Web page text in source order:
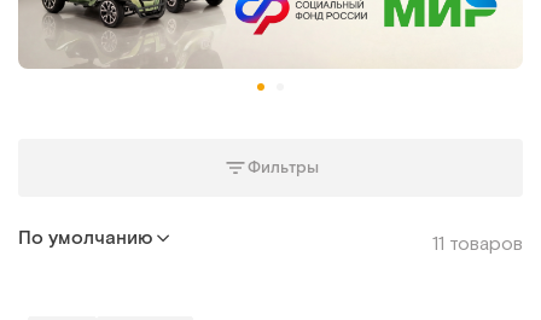
Фильтры
По умолчанию 11 товаров